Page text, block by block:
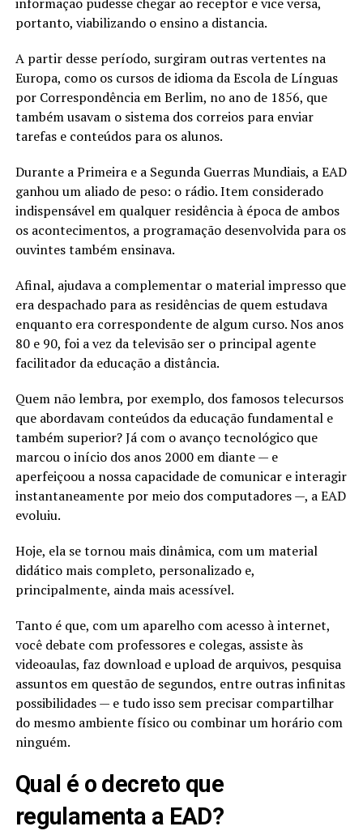
portanto, viabilizando o ensino a distancia.
A partir desse período, surgiram outras vertentes na
Europa, como os cursos de idioma da Escola de Línguas
por Correspondência em Berlim, no ano de 1856, que
também usavam o sistema dos correios para enviar
tarefas e conteúdos para os alunos.
Durante a Primeira e a Segunda Guerras Mundiais, a EAD
ganhou um aliado de peso: o rádio. Item considerado
indispensável em qualquer residência à época de ambos
os acontecimentos, a programação desenvolvida para os
ouvintes também ensinava.
Afinal, ajudava a complementar o material impresso que
era despachado para as residências de quem estudava
enquanto era correspondente de algum curso. Nos anos
80 e 90, foi a vez da televisão ser o principal agente
facilitador da educação a distância.
Quem não lembra, por exemplo, dos famosos telecursos
que abordavam conteúdos da educação fundamental e
também superior? Já com o avanço tecnológico que
marcou o início dos anos 2000 em diante — e
aperfeiçoou a nossa capacidade de comunicar e interagir
instantaneamente por meio dos computadores —, a EAD
evoluiu.
Hoje, ela se tornou mais dinâmica, com um material
didático mais completo, personalizado e,
principalmente, ainda mais acessível.
Tanto é que, com um aparelho com acesso à internet,
você debate com professores e colegas, assiste às
videoaulas, faz download e upload de arquivos, pesquisa
assuntos em questão de segundos, entre outras infinitas
possibilidades — e tudo isso sem precisar compartilhar
do mesmo ambiente físico ou combinar um horário com
ninguém.
Qual é o decreto que
regulamenta a EAD?